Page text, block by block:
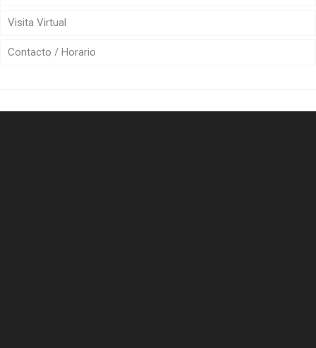
Visita Virtual
Contacto / Horario